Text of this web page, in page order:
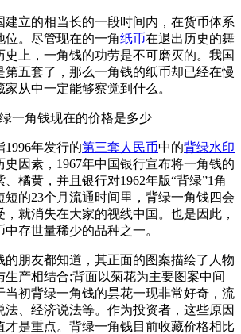
立的相当长的一段时间内，在货币体系
位。尽管现在的一角纸币在退出历史的舞
史上，一角钱的功劳是不可磨灭的。我国
第五套了，那么一角钱的纸币却已经在慢
从中一定能够察觉到什么。
年发行的第三套人民币中的背绿水印
史因素，1967年中国银行宣布将一角钱的
橘黄，并且银行对1962年版“背绿”1角
短的23个月流通时间里，背绿一角钱四会
就消失在大家的视线中国。也是因此，
存世量稀少的品种之一。
朋友都知道，其正面的图案描绘了人物
生产相结合;背面以菊花为主要图案中间
当初背绿一角钱的昙花一现非常好奇，流
法、经济说法等。作为投资者，这些原因
才是重点。背绿一角钱目前收藏价格相比